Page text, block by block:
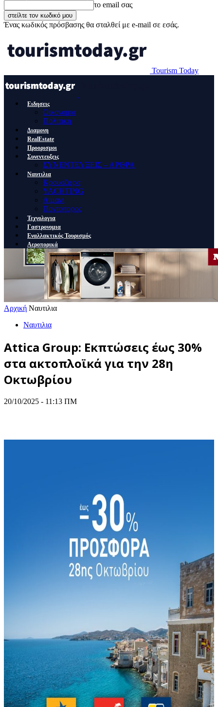
το email σας
Ένας κωδικός πρόσβασης θα σταλθεί με e-mail σε εσάς.
Tourism Today
Ειδησεις
Οικονομια
Πολιτικη
Διαμονη
RealEstate
Προορισμοι
Συνεντευξεις
ΣΥΝΕΝΤΕΥΞΕΙΣ – ΑΡΘΡΑ
Ναυτιλια
Κρουαζιερα
YACHTING
Λιμανι
Ποντοπορος
Τεχνολογια
Γαστρονομια
Εναλλακτικός Τουρισμός
Αεροπορικά
Αρχική Ναυτιλια
Ναυτιλια
Attica Group: Εκπτώσεις έως 30%
στα ακτοπλοϊκά για την 28η
Οκτωβρίου
20/10/2025 - 11:13 ΠΜ